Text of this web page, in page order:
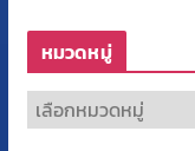
หมวดหมู่
ม